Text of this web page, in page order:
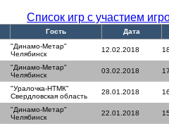
Список игр с участием
Гость Дата
"Динамо-Метар"
Челябинск
12.02.2018
"Динамо-Метар"
Челябинск
03.02.2018
"Уралочка-НТМК"
Свердловская область
28.01.2018
"Динамо-Метар"
Челябинск
22.01.2018